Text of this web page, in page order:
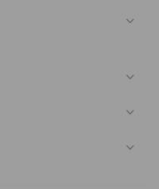
expand_more
expand_more
expand_more
expand_more